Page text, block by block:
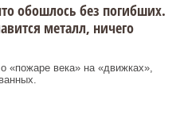
обошлось без погибших.
металл, ничего
«пожаре века» на «движках»,